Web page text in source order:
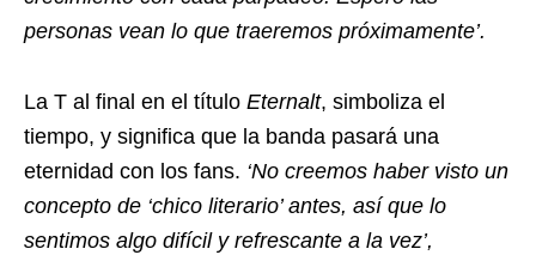
personas vean lo que traeremos próximamente’.
La T al final en el título Eternalt, simboliza el
tiempo, y significa que la banda pasará una
eternidad con los fans. ‘No creemos haber visto un
concepto de ‘chico literario’ antes, así que lo
sentimos algo difícil y refrescante a la vez’,